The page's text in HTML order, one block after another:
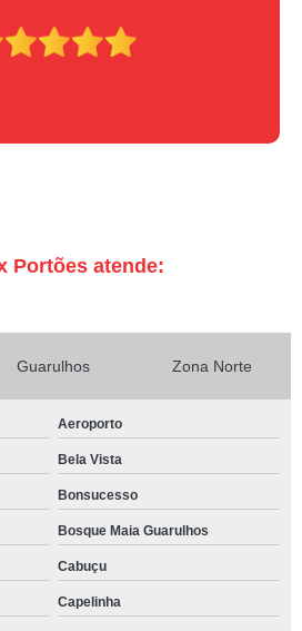
Portões atende:
Guarulhos Zona Norte
Aeroporto
Bela Vista
Bonsucesso
Bosque Maia Guarulhos
Cabuçu
Capelinha